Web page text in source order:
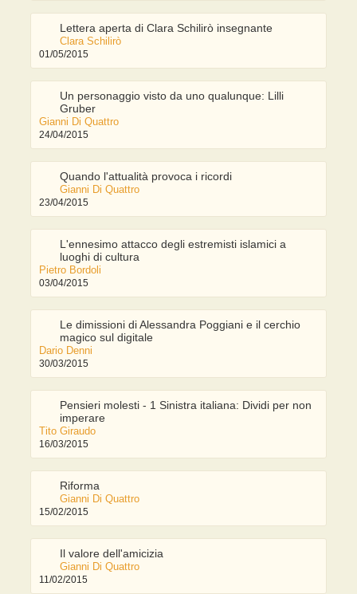
Lettera aperta di Clara Schilirò insegnante
Clara Schilirò
01/05/2015
Un personaggio visto da uno qualunque: Lilli
Gruber
Gianni Di Quattro
24/04/2015
Quando l'attualità provoca i ricordi
Gianni Di Quattro
23/04/2015
L'ennesimo attacco degli estremisti islamici a
luoghi di cultura
Pietro Bordoli
03/04/2015
Le dimissioni di Alessandra Poggiani e il cerchio
magico sul digitale
Dario Denni
30/03/2015
Pensieri molesti - 1 Sinistra italiana: Dividi per non
imperare
Tito Giraudo
16/03/2015
Riforma
Gianni Di Quattro
15/02/2015
Il valore dell'amicizia
Gianni Di Quattro
11/02/2015